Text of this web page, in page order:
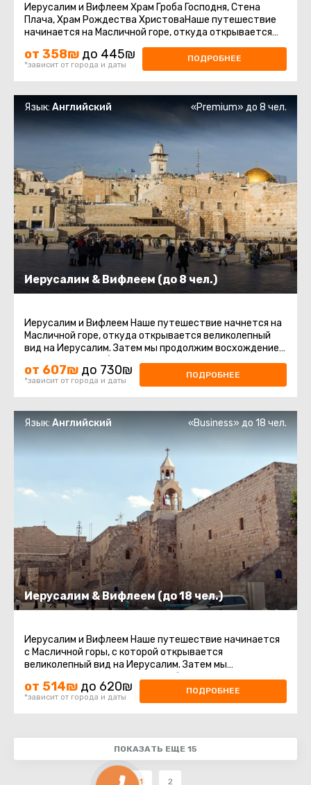
Иерусалим и Вифлеем Храм Гроба Господня, Стена
Плача, Храм Рождества ХристоваНаше путешествие
начинается на Масличной горе, откуда открывается
прекрасный вид на Иерусалим ...
от 358₪ до 445₪
*зависит от города и даты
ПОДРОБНЕЕ
Иерусалим & Вифлеем (до 8 чел.)
Язык:Английский «Premium» до 8 чел.
Иерусалим и Вифлеем Наше путешествие начнется на
Масличной горе, откуда открывается великолепный
вид на Иерусалим. Затем мы продолжим восхождение
от 607₪ до 730₪
*зависит от города и даты
ПОДРОБНЕЕ
Иерусалим & Вифлеем (до 18 чел.)
Язык:Английский «Business» до 18 чел.
Иерусалим и Вифлеем Наше путешествие начинается
с Масличной горы, с которой открывается
великолепный вид на Иерусалим. Затем мы
отправляемся на гору Сион, чтобы посетить ...
от 514₪ до 620₪
*зависит от города и даты
ПОДРОБНЕЕ
ПОКАЗАТЬ ЕЩЕ 15
1 2